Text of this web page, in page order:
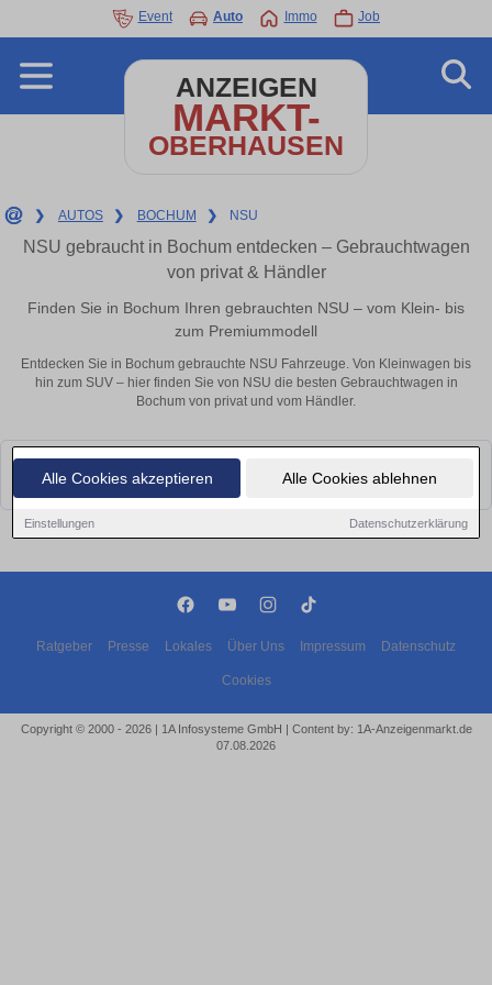
Alle Cookies akzeptieren Alle Cookies ablehnen
Einstellungen Datenschutzerklärung
Event Auto Immo Job
ANZEIGEN
MARKT-
OBERHAUSEN
❯ AUTOS ❯ BOCHUM ❯ NSU
NSU gebraucht in Bochum entdecken – Gebrauchtwagen
von privat & Händler
Finden Sie in Bochum Ihren gebrauchten NSU – vom Klein- bis
zum Premiummodell
Entdecken Sie in Bochum gebrauchte NSU Fahrzeuge. Von Kleinwagen bis
hin zum SUV – hier finden Sie von NSU die besten Gebrauchtwagen in
Bochum von privat und vom Händler.
Leider konnten wir derzeit keine passenden Autos finden. Schauen Sie
bald wieder vorbei!
Ratgeber Presse Lokales Über Uns Impressum Datenschutz
Cookies
Copyright © 2000 - 2026 | 1A Infosysteme GmbH | Content by: 1A-Anzeigenmarkt.de
07.08.2026